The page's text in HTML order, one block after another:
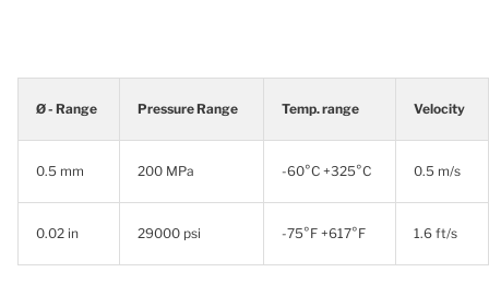
Ø - Range Pressure Range Temp. range Velocity
0.5 mm 200 MPa -60°C +325°C 0.5 m/s
0.02 in 29000 psi -75°F +617°F 1.6 ft/s